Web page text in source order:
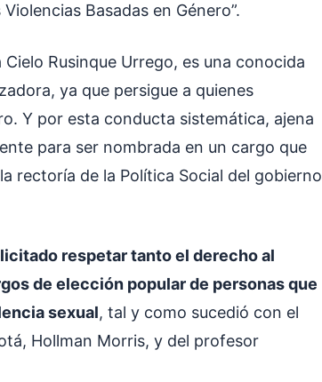
Basadas en Género”.
Rusinque Urrego, es una conocida
ya que persigue a quienes
Y por esta conducta sistemática, ajena
para ser nombrada en un cargo que
rectoría de la Política Social del gobierno
respetar tanto el derecho al
de elección popular de personas que
sexual, tal y como sucedió con el
Hollman Morris, y del profesor